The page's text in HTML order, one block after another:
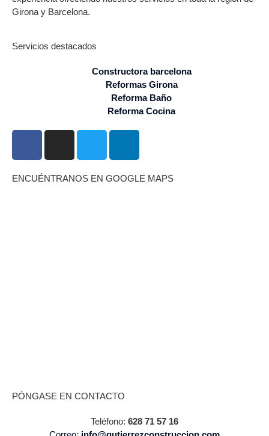
Girona y Barcelona.
Servicios destacados
Constructora barcelona
Reformas Girona
Reforma Baño
Reforma Cocina
ENCUÉNTRANOS EN GOOGLE MAPS
PÓNGASE EN CONTACTO
Teléfono: 628 71 57 16